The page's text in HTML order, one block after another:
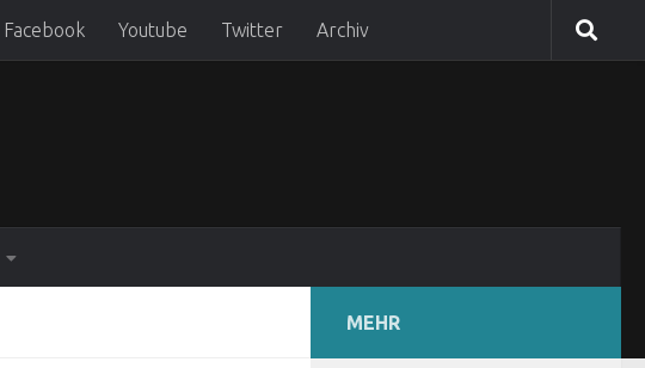
Facebook Youtube Twitter Archiv
MEHR